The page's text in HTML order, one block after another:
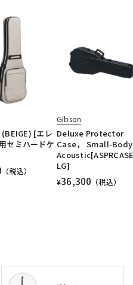
(BEIGE) [エレ
セミハードケ
（税込）
Gibson
Deluxe Protector
Case， Small-Body
LG]
¥36,300 （税込）